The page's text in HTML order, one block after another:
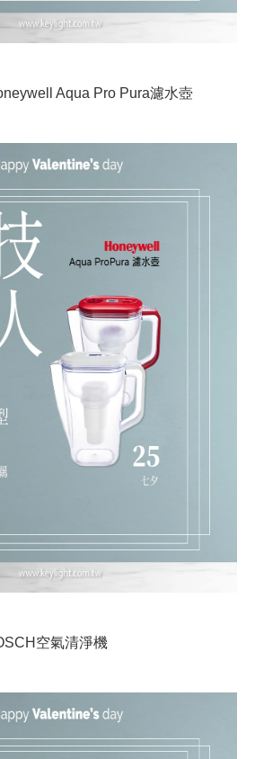
Aqua Pro Pura濾水壺
空氣清淨機